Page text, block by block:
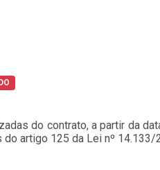
do contrato, a partir da
artigo 125 da Lei nº 14.133/